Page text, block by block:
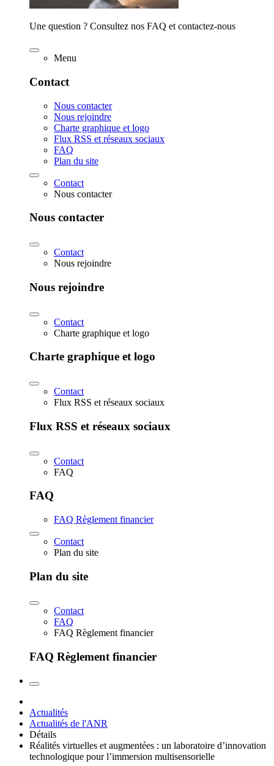
Une question ? Consultez nos FAQ et contactez-nous
Menu
Contact
Nous contacter
Nous rejoindre
Charte graphique et logo
Flux RSS et réseaux sociaux
FAQ
Plan du site
Contact
Nous contacter
Nous contacter
Contact
Nous rejoindre
Nous rejoindre
Contact
Charte graphique et logo
Charte graphique et logo
Contact
Flux RSS et réseaux sociaux
Flux RSS et réseaux sociaux
Contact
FAQ
FAQ
FAQ Règlement financier
Contact
Plan du site
Plan du site
Contact
FAQ
FAQ Règlement financier
FAQ Règlement financier
Actualités
Actualités de l'ANR
Détails
Réalités virtuelles et augmentées : un laboratoire d’innovation
technologique pour l’immersion multisensorielle